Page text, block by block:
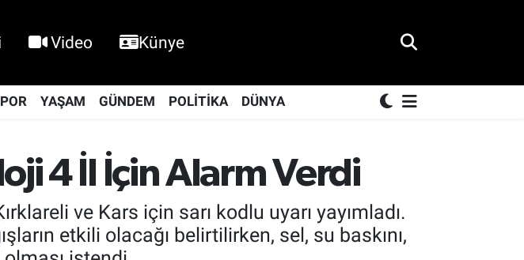
Video Künye
YAŞAM GÜNDEM POLİTİKA DÜNYA
4 İl İçin Alarm Verdi
ve Kars için sarı kodlu uyarı yayımladı.
etkili olacağı belirtilirken, sel, su baskını,